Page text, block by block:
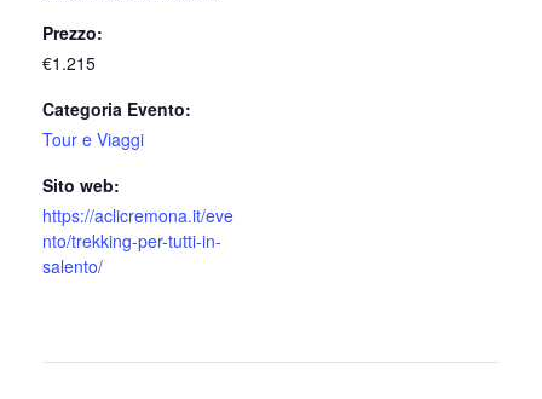
Prezzo:
€1.215
Categoria Evento:
Tour e Viaggi
Sito web:
https://aclicremona.it/eve
nto/trekking-per-tutti-in-
salento/